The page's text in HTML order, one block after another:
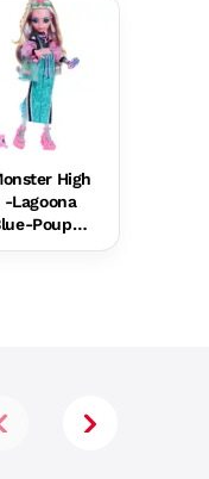
City
High
-Lagoona
Poupée
Avec